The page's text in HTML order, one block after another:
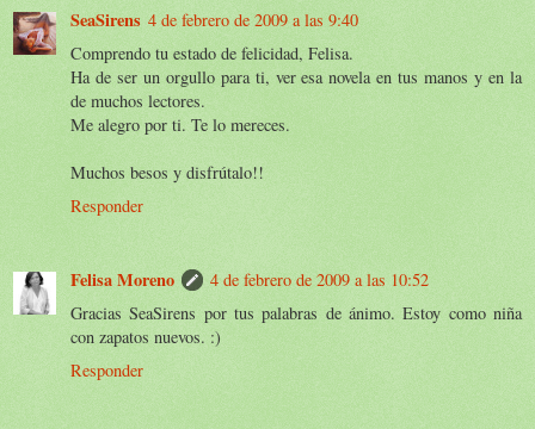
SeaSirens 4 de febrero de 2009 a las 9:40
Comprendo tu estado de felicidad, Felisa.
Ha de ser un orgullo para ti, ver esa novela en tus manos y en la
de muchos lectores.
Me alegro por ti. Te lo mereces.
Muchos besos y disfrútalo!!
Responder
Felisa Moreno
4 de febrero de 2009 a las 10:52
Gracias SeaSirens por tus palabras de ánimo. Estoy como niña
con zapatos nuevos. :)
Responder